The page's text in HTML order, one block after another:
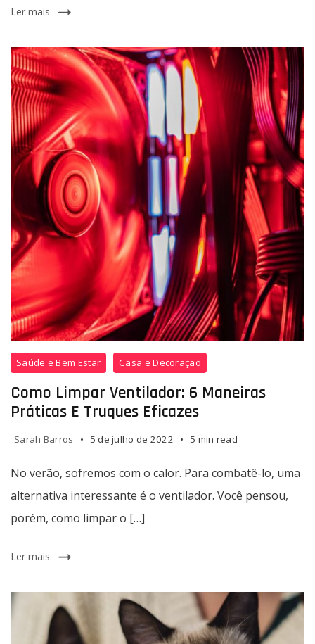
Ler mais
Saúde e Bem Estar Casa e Decoração
Como Limpar Ventilador: 6 Maneiras
Práticas E Truques Eficazes
Sarah Barros 5 de julho de 2022 5 min read
No verão, sofremos com o calor. Para combatê-lo, uma
alternativa interessante é o ventilador. Você pensou,
porém, como limpar o […]
Ler mais